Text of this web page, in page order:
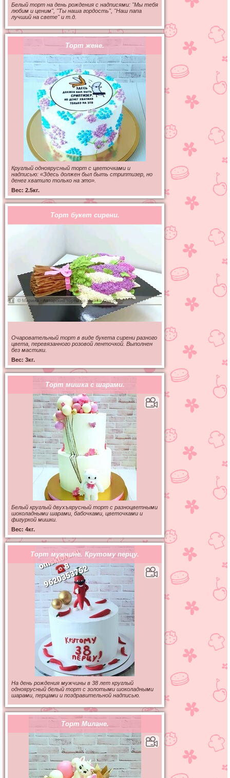
Белый торт на день рождения с надписями: "Мы тебя
любим и ценим", "Ты наша гордость", "Наш папа
лучший на свете" и т.д.
Торт жене.
Круглый одноярусный торт с цветочками и
надписью: «Здесь должен был быть стриптизер, но
денег хватило только на это».
Вес: 2.5кг.
Торт букет сирени.
Очаровательный торт в виде букета сирени разного
цвета, перевязанного розовой ленточкой. Выполнен
без мастики.
Вес: 3кг.
Торт мишка с шарами.
Белый круглый двухъярусный торт с разноцветными
шоколадными шарами, бабочками, цветочками и
фигуркой мишки.
Вес: 4кг.
Торт мужчине. Крутому перцу.
На день рождения мужчины в 38 лет круглый
одноярусный белый торт с золотыми шоколадными
шарами, перцами и поздравительной надписью.
Торт Милане.